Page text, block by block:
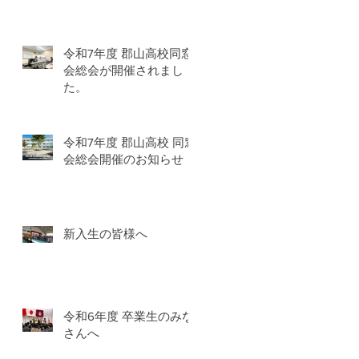
令和7年度 郡山高校同窓
会総会が開催されまし
た。
令和7年度 郡山高校 同窓
会総会開催のお知らせ
新入生の皆様へ
令和6年度 卒業生のみな
さんへ